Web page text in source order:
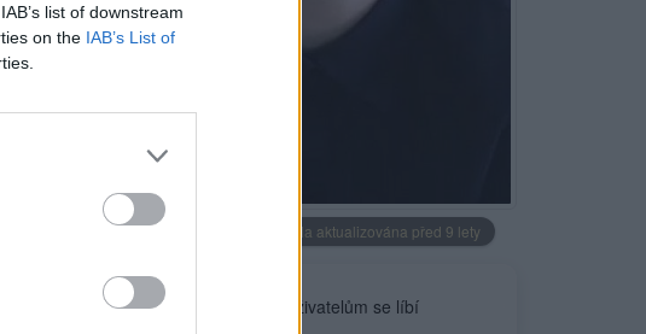
list of downstream
on the IAB’s List of
Profilová fotografie byla aktualizována před 9 lety
uživatelům se líbí